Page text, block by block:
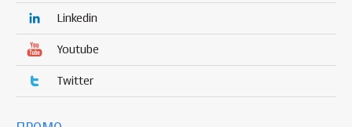
Linkedin
Youtube
Twitter